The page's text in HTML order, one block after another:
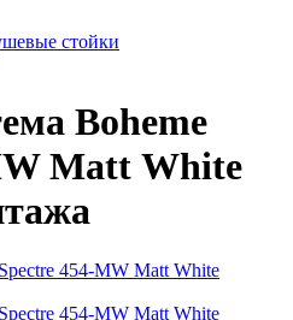
стойки
Boheme
Matt White